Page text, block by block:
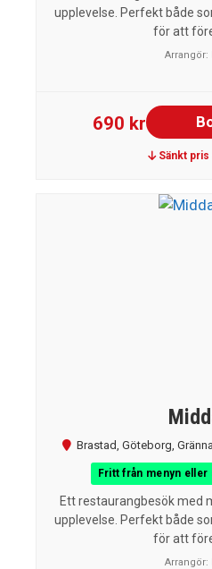
upplevelse. Perfekt både
för att
Arrangör:
690 kr
Sänkt pris
Brastad, Göteborg, Gränna
Fritt från menyn
Ett restaurangbesök med
upplevelse. Perfekt både
för att
Arrangör: